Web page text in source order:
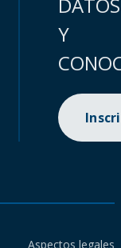
Y
Aspectos legales